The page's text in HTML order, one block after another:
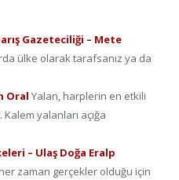
Gazeteciliği – Mete
ülke olarak tarafsanız ya da
Oral Yalan, harplerin en etkili
yalanları açığa
– Ulaş Doğa Eralp
zaman gerçekler olduğu için